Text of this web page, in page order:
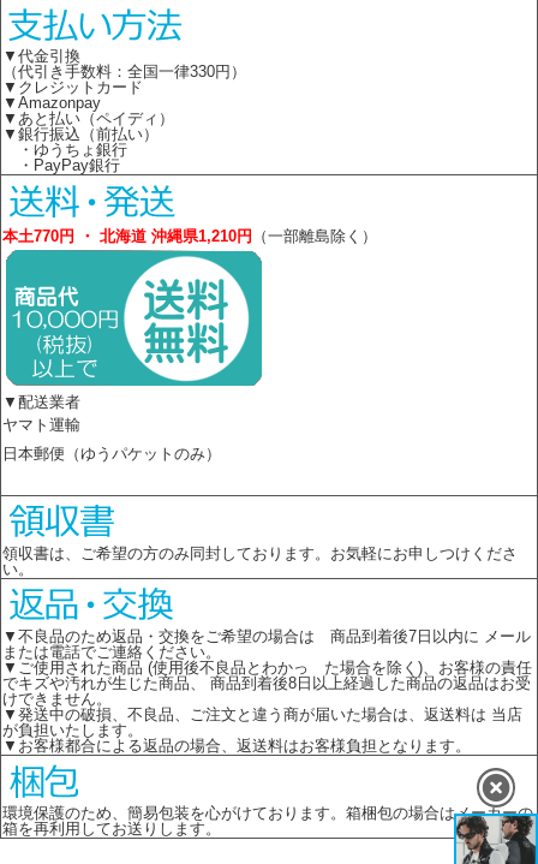
▼代金引換
（代引き手数料：全国一律330円）
▼クレジットカード
▼Amazonpay
▼あと払い（ペイディ）
▼銀行振込（前払い）
・ゆうちょ銀行
・PayPay銀行
本土770円 ・ 北海道 沖縄県1,210円 （一部離島除く）
▼配送業者
ヤマト運輸
日本郵便（ゆうパケットのみ）
領収書は、ご希望の方のみ同封しております。お気軽にお申しつけくださ
い。
▼不良品のため返品・交換をご希望の場合は 商品到着後7日以内に メール
または電話でご連絡ください。
▼ご使用された商品 (使用後不良品とわかっ た場合を除く)、お客様の責任
でキズや汚れが生じた商品、 商品到着後8日以上経過した商品の返品はお受
けできません。
▼発送中の破損、不良品、ご注文と違う商が届いた場合は、返送料は 当店
が負担いたします。
▼お客様都合による返品の場合、返送料はお客様負担となります。
環境保護のため、簡易包装を心がけております。箱梱包の場合はメーカーの
箱を再利用してお送りします。